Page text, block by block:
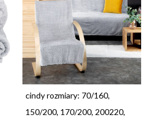
cindy rozmiary: 70/160,
150/200, 170/200, 200220,